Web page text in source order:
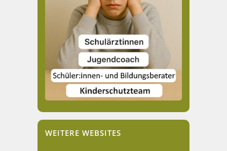
WEITERE WEBSITES